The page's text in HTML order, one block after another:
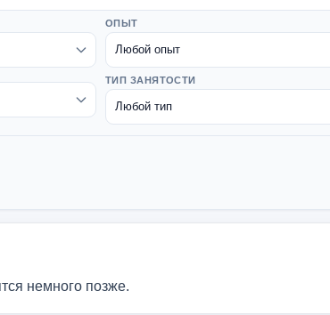
ОПЫТ
ТИП ЗАНЯТОСТИ
немного позже.